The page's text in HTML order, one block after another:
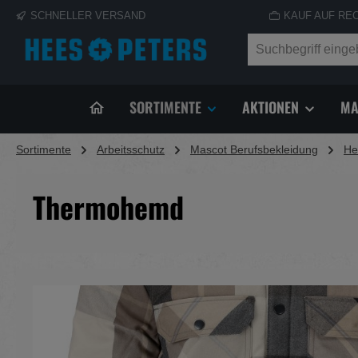
Zur Hauptnavigation springen
SCHNELLER VERSAND KAUF AUF
SORTIMENTE AKTIONEN
Sortimente Arbeitsschutz Mascot Berufsbekleidung
Thermohemd